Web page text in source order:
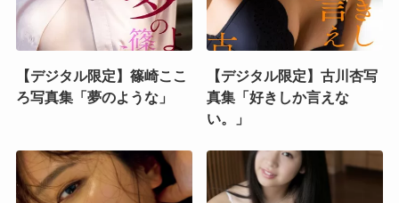
【デジタル限定】篠崎ここ
ろ写真集「夢のような」
【デジタル限定】古川杏写
真集「好きしか言えな
い。」